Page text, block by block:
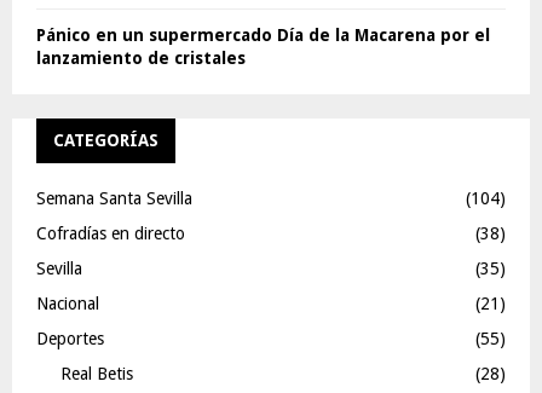
Pánico en un supermercado Día de la Macarena por el
lanzamiento de cristales
CATEGORÍAS
Semana Santa Sevilla
(104)
Cofradías en directo
(38)
Sevilla
(35)
Nacional
(21)
Deportes
(55)
Real Betis
(28)